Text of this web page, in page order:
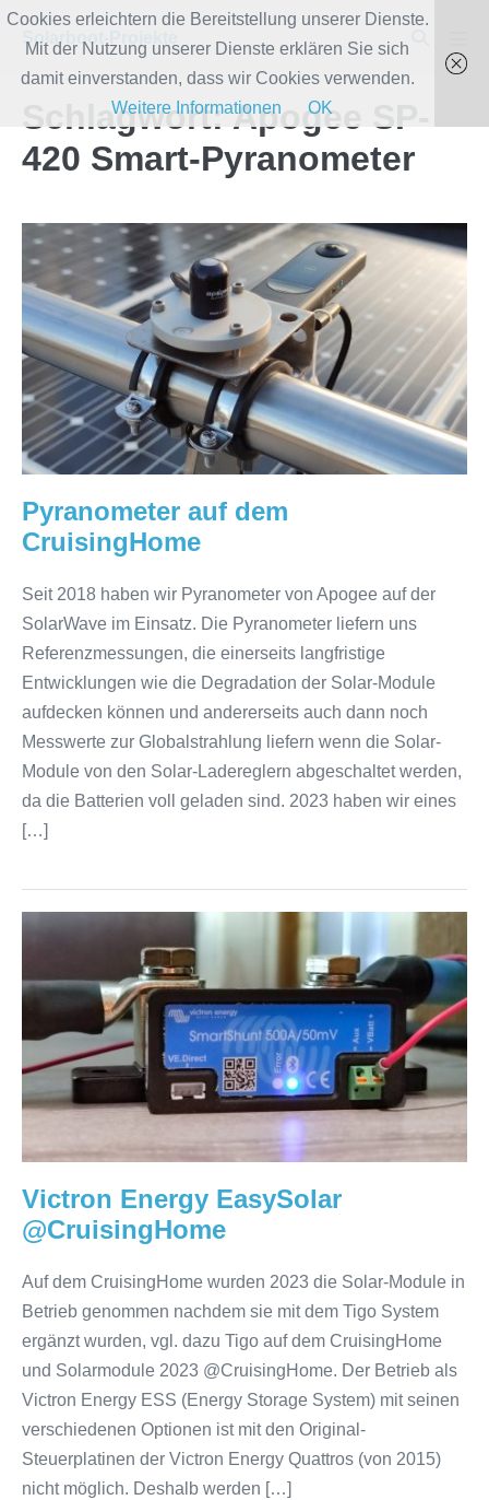
Zum
Inhalt
springen
Solarboot-Projekte
Schalter
Schlagwort:Apogee SP-
420 Smart-Pyranometer
Pyranometer
auf
dem
CruisingHome
Pyranometer auf dem
CruisingHome
Seit 2018 haben wir Pyranometer von Apogee auf der
SolarWave im Einsatz. Die Pyranometer liefern uns
Referenzmessungen, die einerseits langfristige
Entwicklungen wie die Degradation der Solar-Module
aufdecken können und andererseits auch dann noch
Messwerte zur Globalstrahlung liefern wenn die Solar-
Module von den Solar-Ladereglern abgeschaltet werden,
da die Batterien voll geladen sind. 2023 haben wir eines
[…]
Victron
EasySolar
@CruisingHome
Victron Energy EasySolar
@CruisingHome
Auf dem CruisingHome wurden 2023 die Solar-Module in
Betrieb genommen nachdem sie mit dem Tigo System
ergänzt wurden, vgl. dazu Tigo auf dem CruisingHome
und Solarmodule 2023 @CruisingHome. Der Betrieb als
Victron Energy ESS (Energy Storage System) mit seinen
verschiedenen Optionen ist mit den Original-
Steuerplatinen der Victron Energy Quattros (von 2015)
nicht möglich. Deshalb werden […]
Cookies erleichtern die Bereitstellung unserer Dienste.
Mit der Nutzung unserer Dienste erklären Sie sich
damit einverstanden, dass wir Cookies verwenden.
Weitere Informationen
OK